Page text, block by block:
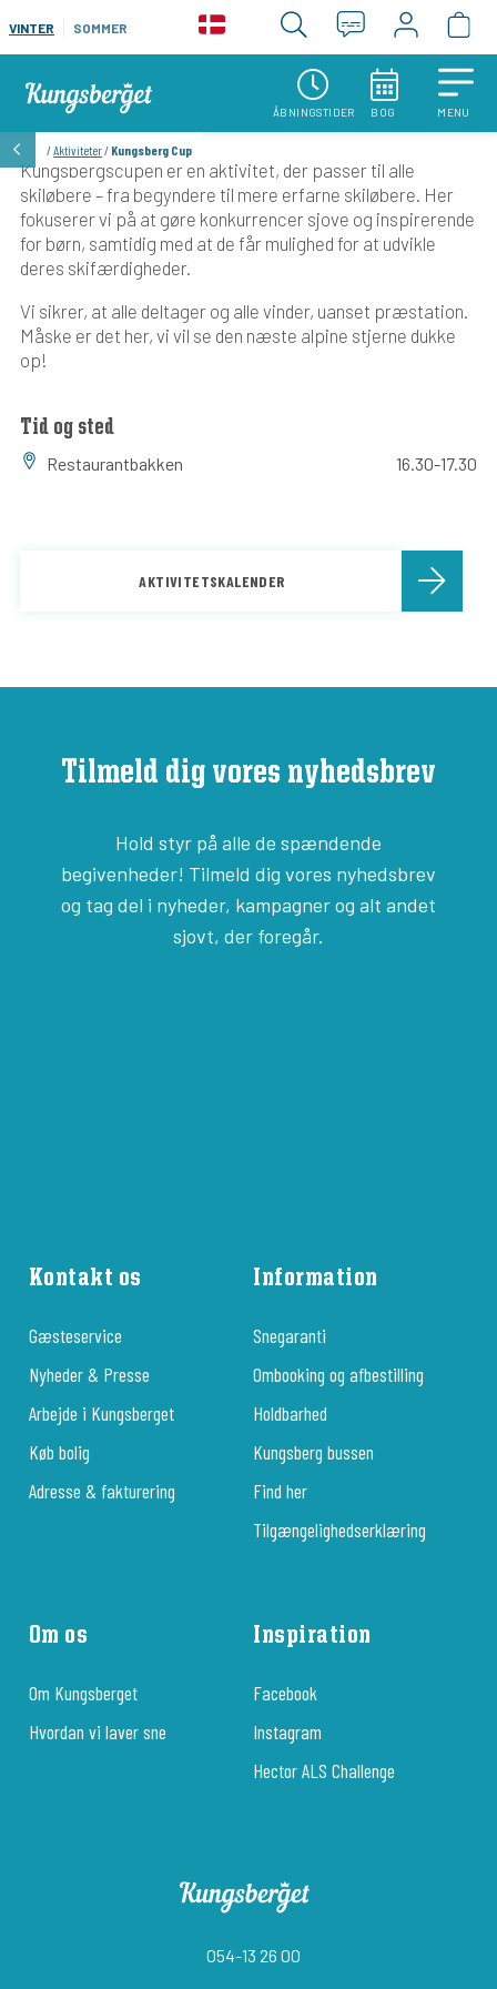
ÅBNINGSTIDER BOG MENU
/Aktiviteter/ Kungsberg Cup
VINTER SOMMER
Kungsbergscupen er en aktivitet, der passer til alle
skiløbere – fra begyndere til mere erfarne skiløbere. Her
fokuserer vi på at gøre konkurrencer sjove og inspirerende
for børn, samtidig med at de får mulighed for at udvikle
deres skifærdigheder.
Vi sikrer, at alle deltager og alle vinder, uanset præstation.
Måske er det her, vi vil se den næste alpine stjerne dukke
op!
Tid og sted
Restaurantbakken 16.30-17.30
AKTIVITETSKALENDER
Tilmeld dig vores nyhedsbrev
Hold styr på alle de spændende
begivenheder! Tilmeld dig vores nyhedsbrev
og tag del i nyheder, kampagner og alt andet
sjovt, der foregår.
Kontakt os
Gæsteservice
Nyheder & Presse
Arbejde i Kungsberget
Køb bolig
Adresse & fakturering
Information
Snegaranti
Ombooking og afbestilling
Holdbarhed
Kungsberg bussen
Find her
Tilgængelighedserklæring
Om os
Om Kungsberget
Hvordan vi laver sne
Inspiration
Facebook
Instagram
Hector ALS Challenge
054-13 26 00